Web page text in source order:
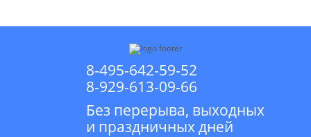
8-495-642-59-52
8-929-613-09-66
Без перерыва, выходных
и праздничных дней